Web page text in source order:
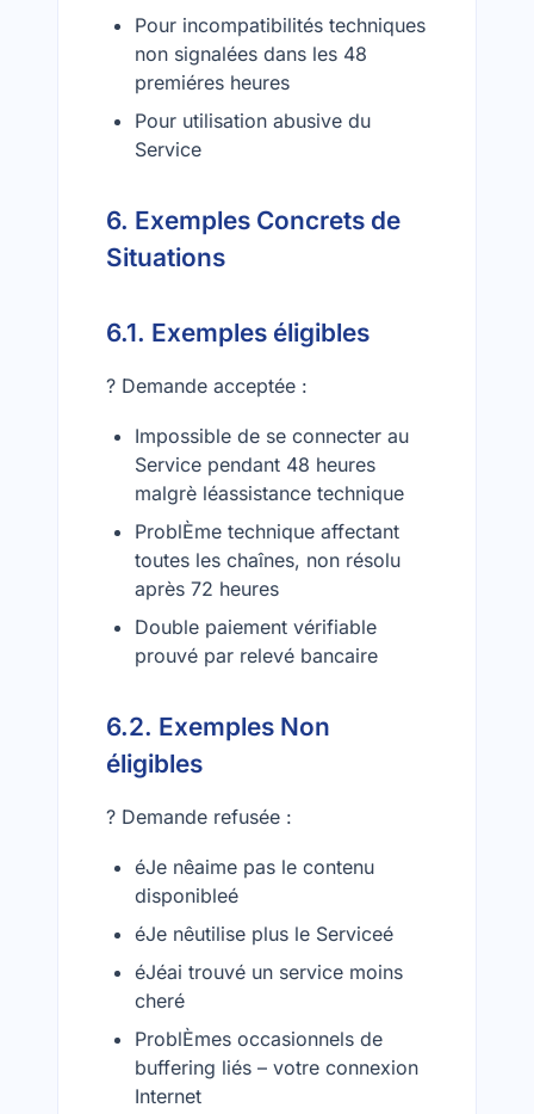
Pour incompatibilités techniques
non signalées dans les 48
premiéres heures
Pour utilisation abusive du
Service
6. Exemples Concrets de
Situations
6.1. Exemples éligibles
? Demande acceptée :
Impossible de se connecter au
Service pendant 48 heures
malgrè léassistance technique
ProblÈme technique affectant
toutes les chaînes, non résolu
après 72 heures
Double paiement vérifiable
prouvé par relevé bancaire
6.2. Exemples Non
éligibles
? Demande refusée :
éJe nêaime pas le contenu
disponibleé
éJe nêutilise plus le Serviceé
éJéai trouvé un service moins
cheré
ProblÈmes occasionnels de
buffering liés – votre connexion
Internet